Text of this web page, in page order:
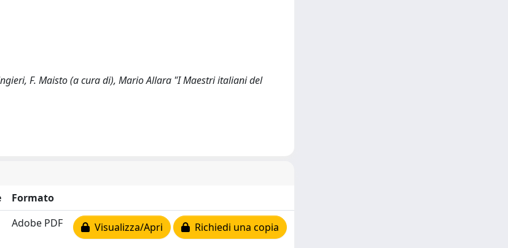
F. Maisto (a cura di), Mario Allara "I Maestri italiani del
Formato
Adobe PDF Visualizza/Apri Richiedi una copia